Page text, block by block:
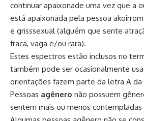
continuar apaixonade uma vez que a
está apaixonada pela pessoa
e grisssexual(alguém que sente
fraca, vaga e/ou rara).
Estes espectros estão inclusos no
também pode ser ocasionalmente
orientações fazem parte da letra A da
Pessoas agênero não possuem
sentem mais ou menos